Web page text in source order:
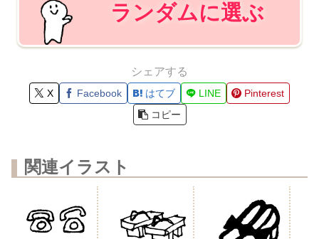
ランダムに選ぶ
シェアする
X Facebook はてブ LINE
Pinterest
コピー
関連イラスト